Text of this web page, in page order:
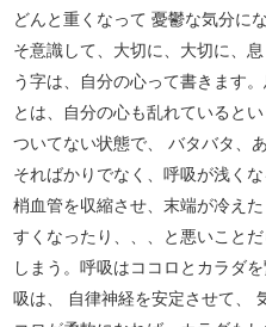
どんと重くなって 憂鬱な気分に
そ意識して、大切に、大切に、
う字は、自分の心って書きます
とは、自分の心も乱れていると
ついてない状態で、 バタバタ、
そればかりでなく、呼吸が浅く
梢血管を収縮させ、末端が冷え
すくなったり、、、と悪いこと
しまう。呼吸はココロとカラダ
吸は、 自律神経を安定させて